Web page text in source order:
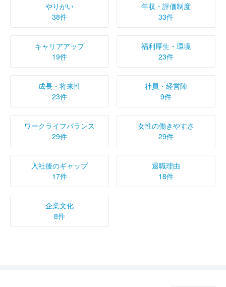
やりがい
38件
年収・評価制度
33件
キャリアアップ
19件
福利厚生・環境
23件
成長・将来性
23件
社員・経営陣
9件
ワークライフバランス
29件
女性の働きやすさ
29件
入社後のギャップ
17件
退職理由
18件
企業文化
8件